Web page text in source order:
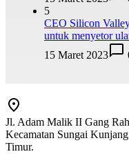
5
CEO Silicon
untuk menyetor
15 Maret 2023
Jl. Adam Malik II Gang
Kecamatan Sungai
Timur.